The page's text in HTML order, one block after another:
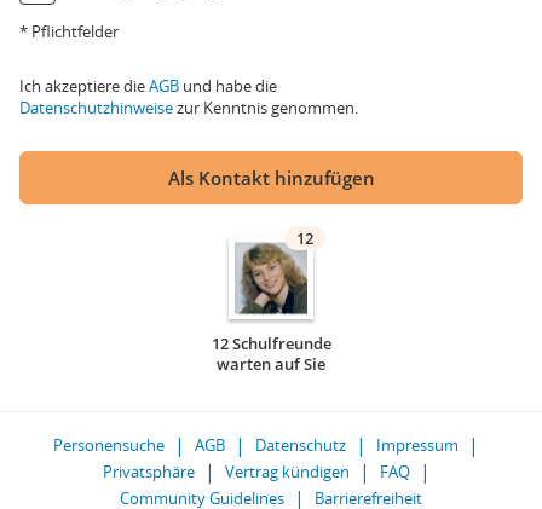
* Pflichtfelder
Ich akzeptiere dieAGB und habe die
Datenschutzhinweisezur Kenntnis genommen.
Als Kontakt hinzufügen
12
12 Schulfreunde
warten auf Sie
Personensuche AGB Datenschutz
Impressum
Privatsphäre
Vertrag kündigen
FAQ
Community Guidelines
Barrierefreiheit